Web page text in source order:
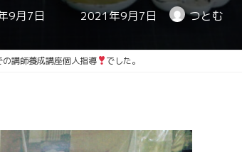
9月7日 最
終
日
時
2021年9月7日 つとむ
講師養成講座個人指導 でした。